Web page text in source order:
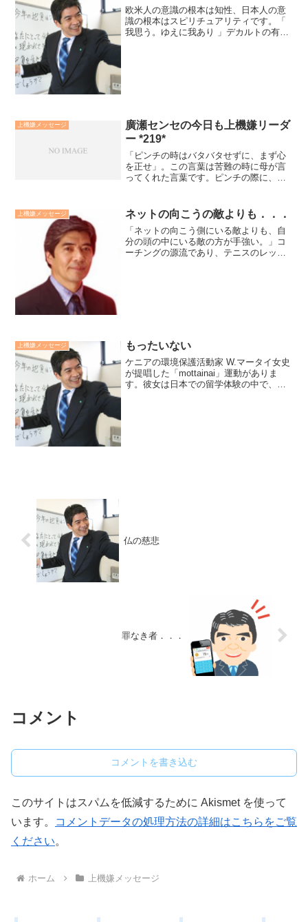
欧米人の意識の根本は知性、日本人の意
識の根本はスピリチュアリティです。「
我思う。ゆえに我あり 」デカルトの有名
上機嫌メッセージ
廣瀬センセの今日も上機嫌リーダ
ー *219*
「ピンチの時はバタバタせずに、まず心
を正せ」。この言葉は苦難の時に母が言
ってくれた言葉です。ピンチの際に、焦
いとして逃避していても状況はさらに悪
化します。心を正すとは「...
上機嫌メッセージ ネットの向こうの敵よりも．．．
「ネットの向こう側にいる敵よりも、自
分の頭の中にいる敵の方が手強い。」コ
ーチングの源流であり、テニスのレッス
上機嫌メッセージ もったいない
ケニアの環境保護活動家 W.マータイ女史
が提唱した「mottainai」運動がありま
す。彼女は日本での留学体験の中で、
仏の慈悲
罪なき者．．．
コメント
コメントを書き込む
このサイトはスパムを低減するために Akismet を使って
います。
コメントデータの処理方法の詳細はこちらをご覧
ください。
ホーム 上機嫌メッセージ